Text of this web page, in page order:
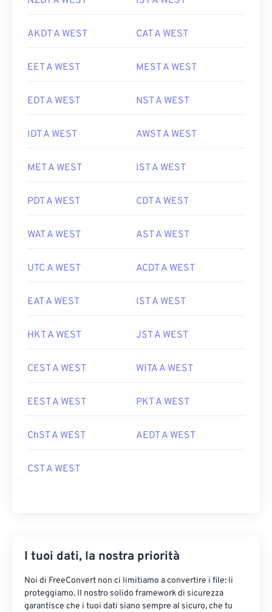
AKDT A WEST CAT A WEST
EET A WEST MEST A WEST
EDT A WEST NST A WEST
IDT A WEST AWST A WEST
MET A WEST IST A WEST
PDT A WEST CDT A WEST
WAT A WEST AST A WEST
UTC A WEST ACDT A WEST
EAT A WEST IST A WEST
HKT A WEST JST A WEST
CEST A WEST WITA A WEST
EEST A WEST PKT A WEST
ChST A WEST AEDT A WEST
CST A WEST
I tuoi dati, la nostra priorità
Noi di FreeConvert non ci limitiamo a convertire i file: li
proteggiamo. Il nostro solido framework di sicurezza
garantisce che i tuoi dati siano sempre al sicuro, che tu